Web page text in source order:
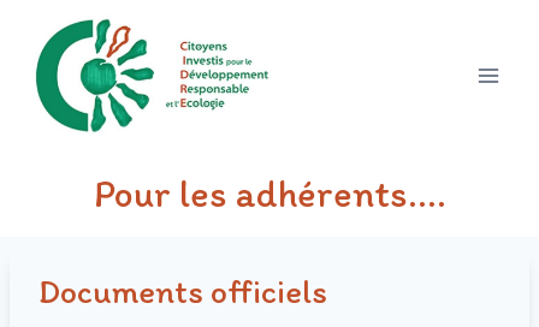
contenu
Pour les adhérents….
Documents officiels